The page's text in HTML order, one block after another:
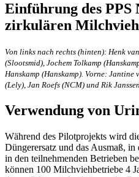
Einführung des PPS
zirkulären
Von links nach rechts (hinten): Henk
(Slootsmid), Jochem Tolkamp
Hanskamp (Hanskamp). Vorne:
(Lely), Jan Roefs (NCM) und Rik
Verwendung von
Während des Pilotprojekts wird
Düngerersatz und das Ausmaß,
in den teilnehmenden Betrieben
können 100 Milchviehbetriebe 4